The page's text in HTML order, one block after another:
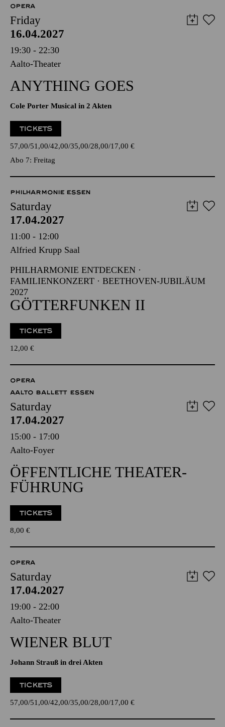
OPERA
Friday
16.04.2027
19:30 - 22:30
Aalto-Theater
ANYTHING GOES
Cole Porter Musical in 2 Akten
TICKETS
57,00 51,00 42,00 35,00 28,00 17,00 €
Abo 7: Freitag
PHILHARMONIE ESSEN
Saturday
17.04.2027
11:00 - 12:00
Alfried Krupp Saal
PHILHARMONIE ENTDECKEN ·
FAMILIENKONZERT · BEETHOVEN-JUBILÄUM
2027
GÖTTERFUNKEN II
TICKETS
12,00 €
OPERA
AALTO BALLETT ESSEN
Saturday
17.04.2027
15:00 - 17:00
Aalto-Foyer
ÖFFENTLICHE THEATER­
FÜHRUNG
TICKETS
8,00 €
OPERA
Saturday
17.04.2027
19:00 - 22:00
Aalto-Theater
WIENER BLUT
Johann Strauß in drei Akten
TICKETS
57,00 51,00 42,00 35,00 28,00 17,00 €